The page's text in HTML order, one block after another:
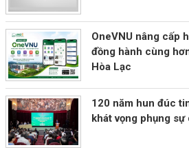
OneVNU nâng cấp
đồng hành cùng
Hòa Lạc
120 năm hun đúc
khát vọng phụng sự